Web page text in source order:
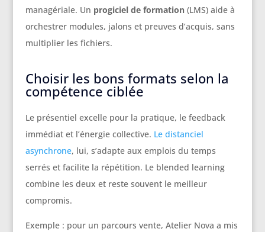
managériale. Un progiciel de formation(LMS) aide à
orchestrer modules, jalons et preuves d’acquis, sans
multiplier les fichiers.
Choisir les bons formats selon la
compétence ciblée
Le présentiel excelle pour la pratique, le feedback
immédiat et l’énergie collective. Le distanciel
asynchrone, lui, s’adapte aux emplois du temps
serrés et facilite la répétition. Le blended learning
combine les deux et reste souvent le meilleur
compromis.
Exemple : pour un parcours vente, Atelier Nova a mis